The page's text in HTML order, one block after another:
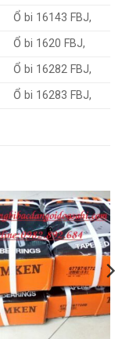
Ổ bi 16143 FBJ,
Ổ bi 1620 FBJ,
Ổ bi 16282 FBJ,
Ổ bi 16283 FBJ,